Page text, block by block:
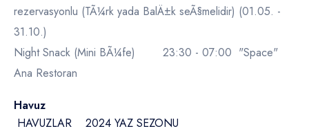
rezervasyonlu (TÃ¼rk yada BalÄ±k seÃ§melidir) (01.05. -
31.10.)
Night Snack (Mini BÃ¼fe) 23:30 - 07:00 "Space"
Ana Restoran
Havuz
HAVUZLAR 2024 YAZ SEZONU